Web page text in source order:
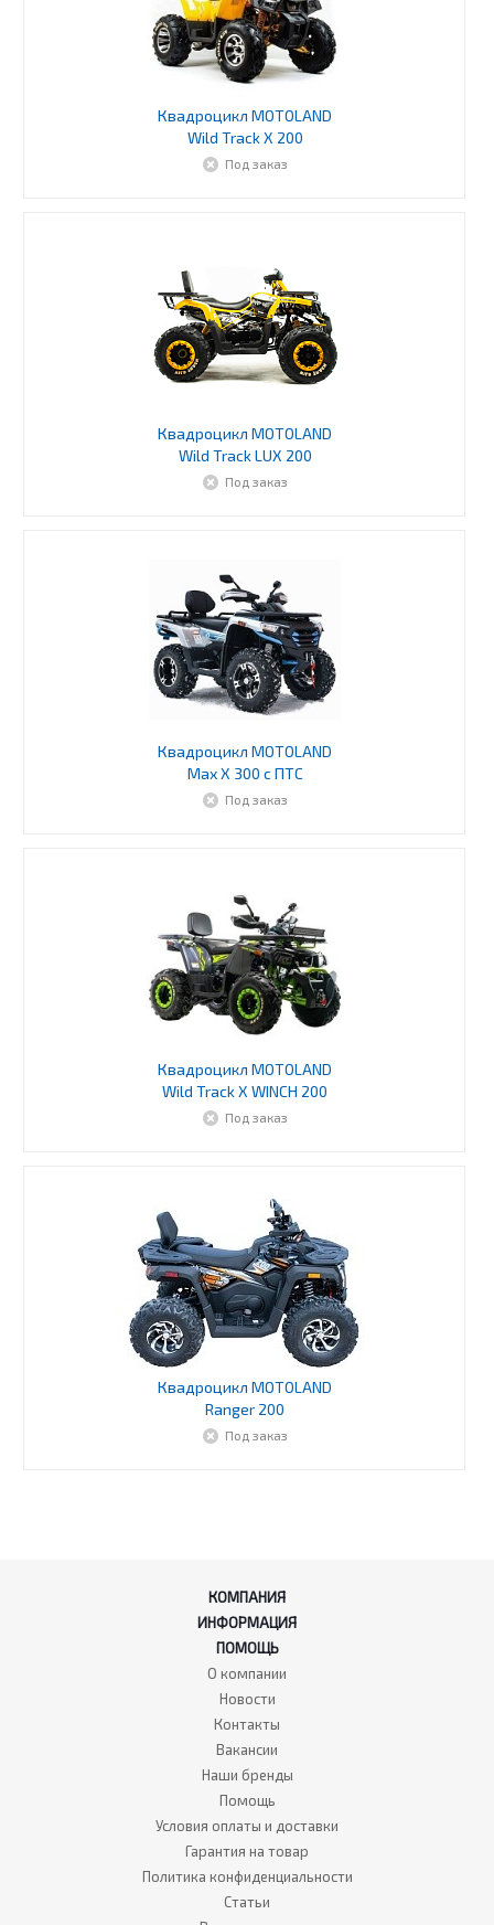
Квадроцикл MOTOLAND
Wild Track X 200
Под заказ
Квадроцикл MOTOLAND
Wild Track LUX 200
Под заказ
Квадроцикл MOTOLAND
Max X 300 с ПТС
Под заказ
Квадроцикл MOTOLAND
Wild Track X WINCH 200
Под заказ
Квадроцикл MOTOLAND
Ranger 200
Под заказ
КОМПАНИЯ
ИНФОРМАЦИЯ
ПОМОЩЬ
О компании
Новости
Контакты
Вакансии
Наши бренды
Помощь
Условия оплаты и доставки
Гарантия на товар
Политика конфиденциальности
Статьи